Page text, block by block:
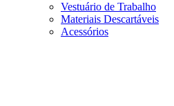
Vestuário de Trabalho
Materiais Descartáveis
Acessórios